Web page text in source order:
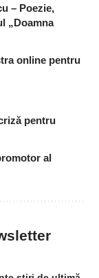
– Poezie,
„Doamna
online pentru
pentru
al